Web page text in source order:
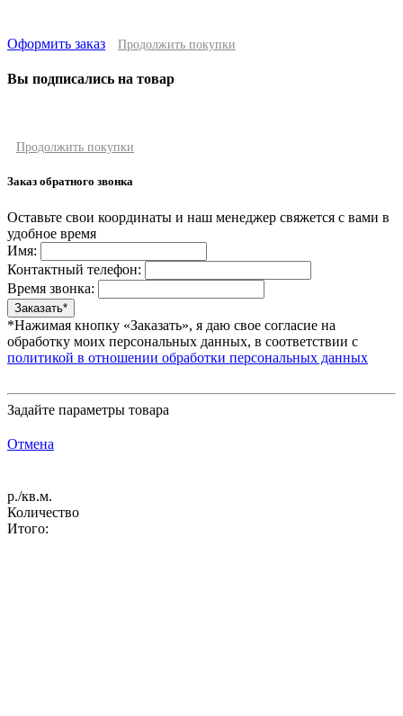
Оформить заказ Продолжить покупки
Вы подписались на товар
Продолжить покупки
Заказ обратного звонка
Оставьте свои координаты и наш менеджер свяжется с вами в
удобное время
Имя:
Контактный телефон:
Время звонка:
*Нажимая кнопку «Заказать», я даю свое согласие на
обработку моих персональных данных, в соответствии с
политикой в отношении обработки персональных данных
Задайте параметры товара
Отмена
р./кв.м.
Количество
Итого: